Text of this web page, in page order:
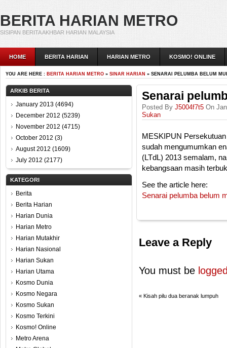
BERITA HARIAN METRO
SISIPAN BERITA AKHBAR HARIAN MALAYSIA
HOME BERITA HARIAN HARIAN METRO KOSMO! ONLINE
YOU ARE HERE : BERITA HARIAN METRO » SINAR HARIAN » SENARAI PELUMBA BELUM
ARKIB BERITA
January 2013 (4694)
December 2012 (5239)
November 2012 (4715)
October 2012 (3)
August 2012 (1609)
July 2012 (2177)
KATEGORI
Berita
Berita Harian
Harian Dunia
Harian Metro
Harian Mutakhir
Harian Nasional
Harian Sukan
Harian Utama
Kosmo Dunia
Kosmo Negara
Kosmo Sukan
Kosmo Terkini
Kosmo! Online
Metro Arena
Senarai
Posted By J5004f7t5 On
Sukan
MESKIPUN
sudah mengumumkan
(LTdL) 2013 semalam,
kebangsaan masih
See the article here:
Senarai pelumba belum
Leave a Reply
You must be
« Kisah pilu dua beranak lumpuh